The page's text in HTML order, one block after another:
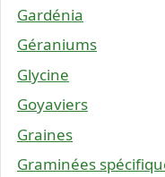
Gardénia
Géraniums
Glycine
Goyaviers
Graines
Graminées